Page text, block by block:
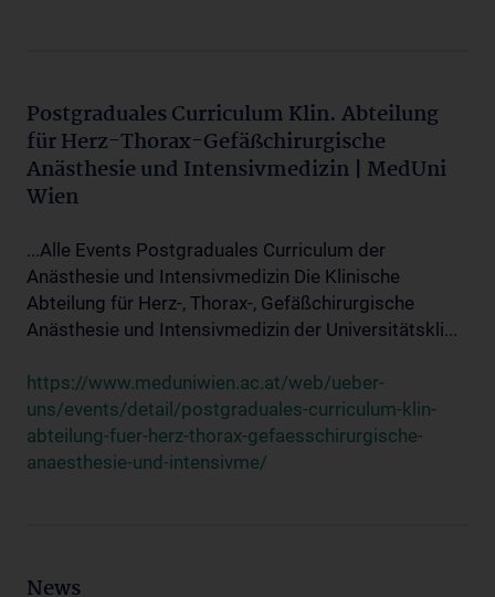
Postgraduales Curriculum Klin. Abteilung
für Herz-Thorax-Gefäßchirurgische
Anästhesie und Intensivmedizin | MedUni
Wien
...Alle Events Postgraduales Curriculum der
Anästhesie und Intensivmedizin Die Klinische
Abteilung für Herz-, Thorax-, Gefäßchirurgische
Anästhesie und Intensivmedizin der Universitätskli...
https://www.meduniwien.ac.at/web/ueber-
uns/events/detail/postgraduales-curriculum-klin-
abteilung-fuer-herz-thorax-gefaesschirurgische-
anaesthesie-und-intensivme/
News